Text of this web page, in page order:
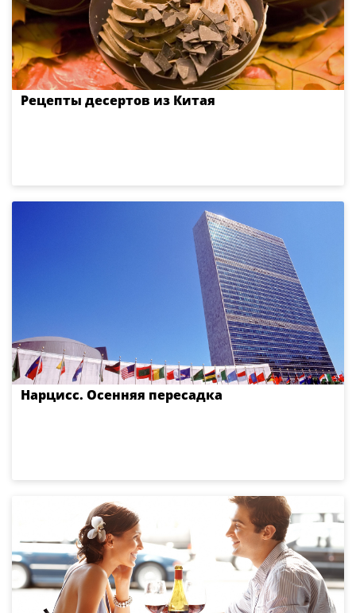
Рецепты десертов из Китая
Нарцисс. Осенняя пересадка